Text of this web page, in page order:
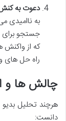
دعوت به
به ناامیدی
جستجو برای
که از واکنش
راه حل های
چالش ها و
هرچند تحلیل بدیو
دانست: